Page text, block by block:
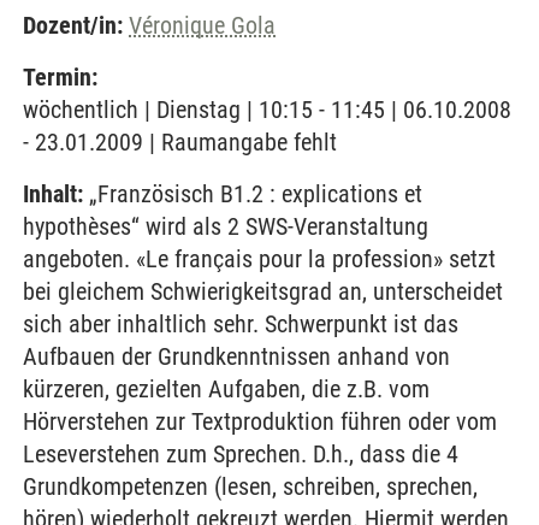
Dozent/in: Véronique Gola
Termin:
wöchentlich | Dienstag | 10:15 - 11:45 | 06.10.2008
- 23.01.2009 | Raumangabe fehlt
Inhalt: „Französisch B1.2 : explications et
hypothèses“ wird als 2 SWS-Veranstaltung
angeboten. «Le français pour la profession» setzt
bei gleichem Schwierigkeitsgrad an, unterscheidet
sich aber inhaltlich sehr. Schwerpunkt ist das
Aufbauen der Grundkenntnissen anhand von
kürzeren, gezielten Aufgaben, die z.B. vom
Hörverstehen zur Textproduktion führen oder vom
Leseverstehen zum Sprechen. D.h., dass die 4
Grundkompetenzen (lesen, schreiben, sprechen,
hören) wiederholt gekreuzt werden. Hiermit werden